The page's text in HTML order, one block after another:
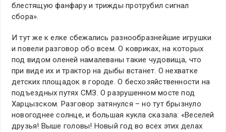
блестящую фанфару и трижды протрубил сигнал
сбора».
И тут же к елке сбежались разнообразнейшие игрушки
и повели разговор обо всем. О ковриках, на которых
под видом оленей намалеваны такие чудовища, что
при виде их и трактор на дыбы встанет. О нехватке
детских площадок в городе. О бесхозяйственности на
подъездных путях СМЗ. О разрушенном мосте под
Харцызском. Разговор затянулся – но тут брызнуло
новогоднее солнце, и большая кукла сказала: «Веселей
друзья! Выше головы! Новый год во всех этих делах